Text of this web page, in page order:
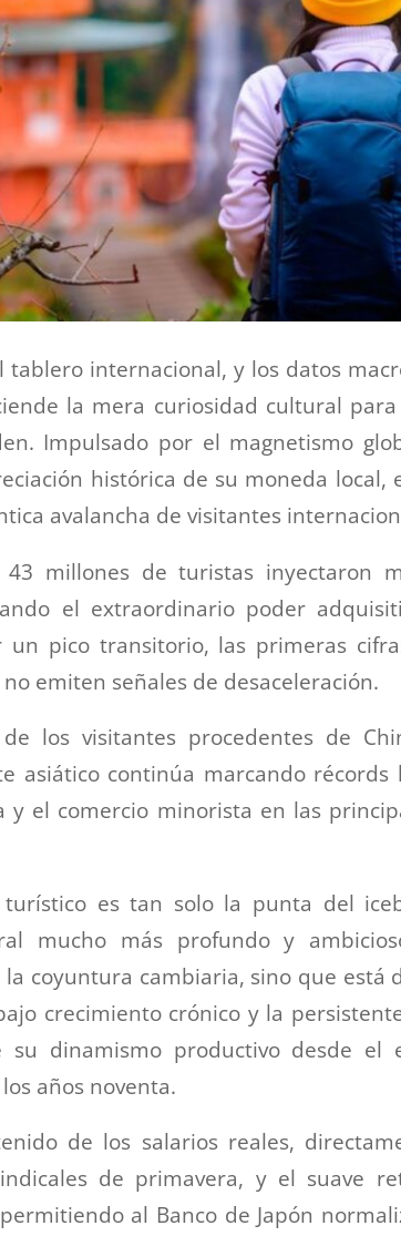
tablero internacional, y los datos
la mera curiosidad cultural
Impulsado por el magnetismo
histórica de su moneda local,
avalancha de visitantes
43 millones de turistas inyectaron
el extraordinario poder
un pico transitorio, las primeras
emiten señales de desaceleración.
los visitantes procedentes de
asiático continúa marcando récords
y el comercio minorista en las
turístico es tan solo la punta del
mucho más profundo y
coyuntura cambiaria, sino que está
crecimiento crónico y la
su dinamismo productivo desde el
años noventa.
de los salarios reales,
de primavera, y el suave
al Banco de Japón